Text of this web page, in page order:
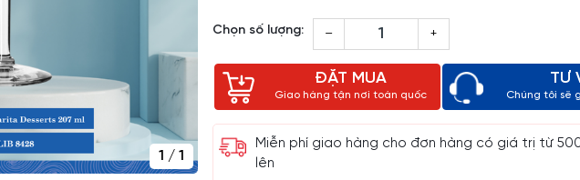
1 /1
Chọn số lượng: – +
ĐẶT MUA
Giao hàng tận nơi toàn quốc
TƯ
Chúng tôi sẽ
Miễn phí giao hàng cho đơn hàng có giá trị từ
lên